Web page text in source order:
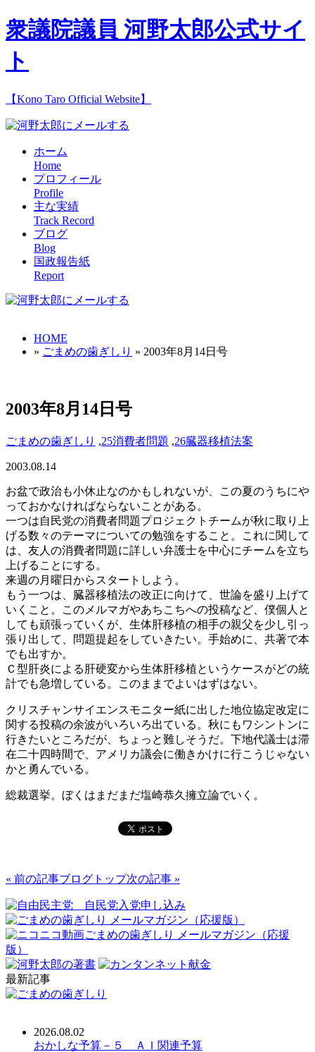
衆議院議員 河野太郎公式サイ
ト
【Kono Taro Official Website】
ホーム
Home
プロフィール
Profile
主な実績
Track Record
ブログ
Blog
国政報告紙
Report
HOME
» ごまめの歯ぎしり » 2003年8月14日号
2003年8月14日号
ごまめの歯ぎしり ,25消費者問題 ,26臓器移植法案
2003.08.14
お盆で政治も小休止なのかもしれないが、この夏のうちにや
っておかなければならないことがある。
一つは自民党の消費者問題プロジェクトチームが秋に取り上
げる数々のテーマについての勉強をすること。これに関して
は、友人の消費者問題に詳しい弁護士を中心にチームを立ち
上げることにする。
来週の月曜日からスタートしよう。
もう一つは、臓器移植法の改正に向けて、世論を盛り上げて
いくこと。このメルマガやあちこちへの投稿など、僕個人と
しても頑張っていくが、生体肝移植の相手の親父を少し引っ
張り出して、問題提起をしていきたい。手始めに、共著で本
でも出すか。
Ｃ型肝炎による肝硬変から生体肝移植というケースがどの統
計でも急増している。このままでよいはずはない。
クリスチャンサイエンスモニター紙に出した地位協定改定に
関する投稿の余波がいろいろ出ている。秋にもワシントンに
行きたいところだが、ちょっと難しそうだ。下地代議士は滞
在二十四時間で、アメリカ議会に働きかけに行こうじゃない
かと勇んでいる。
総裁選挙。ぼくはまだまだ塩崎恭久擁立論でいく。
« 前の記事ブログトップ次の記事 »
最新記事
2026.08.02
おかしな予算－５ ＡＩ関連予算